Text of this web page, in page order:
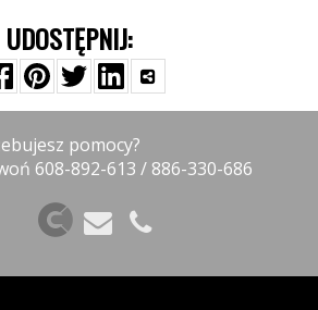
UDOSTĘPNIJ:
pomocy?
608-892-613 / 886-330-686